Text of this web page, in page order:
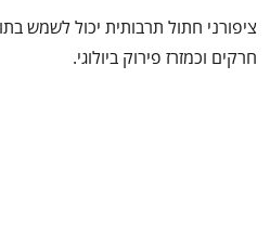
ציפורני חתול תרבותית יכול לשמש
חרקים וכמזרז פירוק ביולוגי.